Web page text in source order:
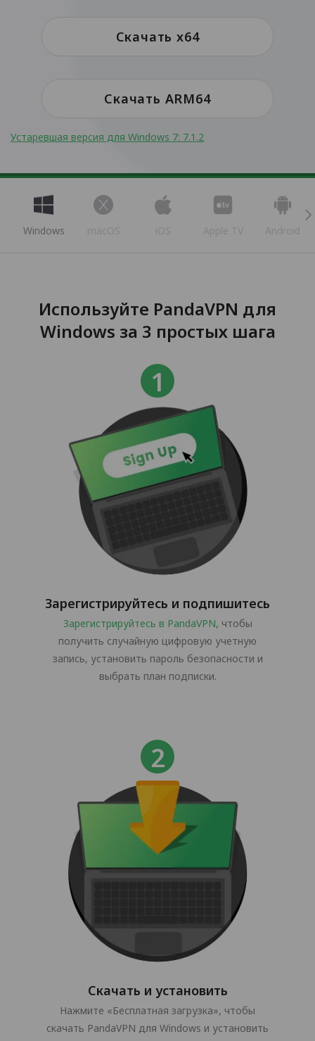
Скачать x64
Скачать ARM64
Устаревшая версия для Windows 7: 7.1.2
Windows macOS iOS Apple TV Android
Используйте PandaVPN для
Windows за 3 простых шага
Зарегистрируйтесь и подпишитесь
Зарегистрируйтесь в PandaVPN, чтобы
получить случайную цифровую учетную
запись, установить пароль безопасности и
выбрать план подписки.
Скачать и установить
Нажмите «Бесплатная загрузка», чтобы
скачать PandaVPN для Windows и установить